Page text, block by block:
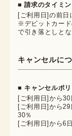
■ 請求のタイミ
[ご利用日]の前日
※デビットカー
で引き落としと
キャンセルに
■ キャンセルポ
[ご利用日]から
[ご利用日]から
30％
[ご利用日]から6